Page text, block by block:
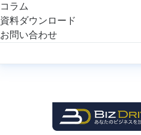
コラム
資料ダウンロード
お問い合わせ